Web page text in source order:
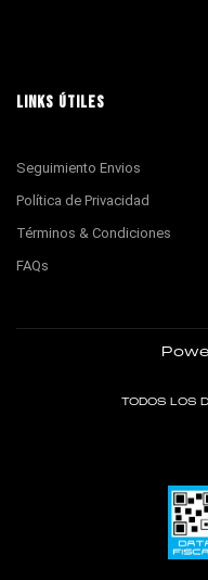
LINKS ÚTILES
Seguimiento Envios
Política de Privacidad
Términos & Condiciones
FAQs
TODOS LOS